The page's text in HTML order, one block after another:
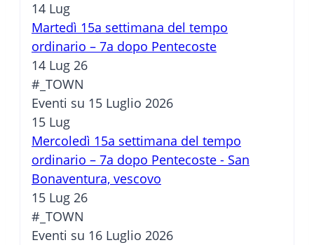
14 Lug
Martedì 15a settimana del tempo
ordinario – 7a dopo Pentecoste
14 Lug 26
#_TOWN
Eventi su 15 Luglio 2026
15 Lug
Mercoledì 15a settimana del tempo
ordinario – 7a dopo Pentecoste - San
Bonaventura, vescovo
15 Lug 26
#_TOWN
Eventi su 16 Luglio 2026